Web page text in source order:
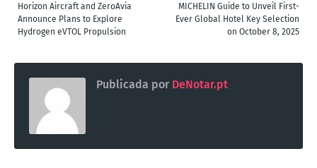
MICHELIN Guide to Unveil First-
Ever Global Hotel Key Selection
on October 8, 2025
Horizon Aircraft and ZeroAvia
Announce Plans to Explore
Hydrogen eVTOL Propulsion
Publicada por DeNotar.pt